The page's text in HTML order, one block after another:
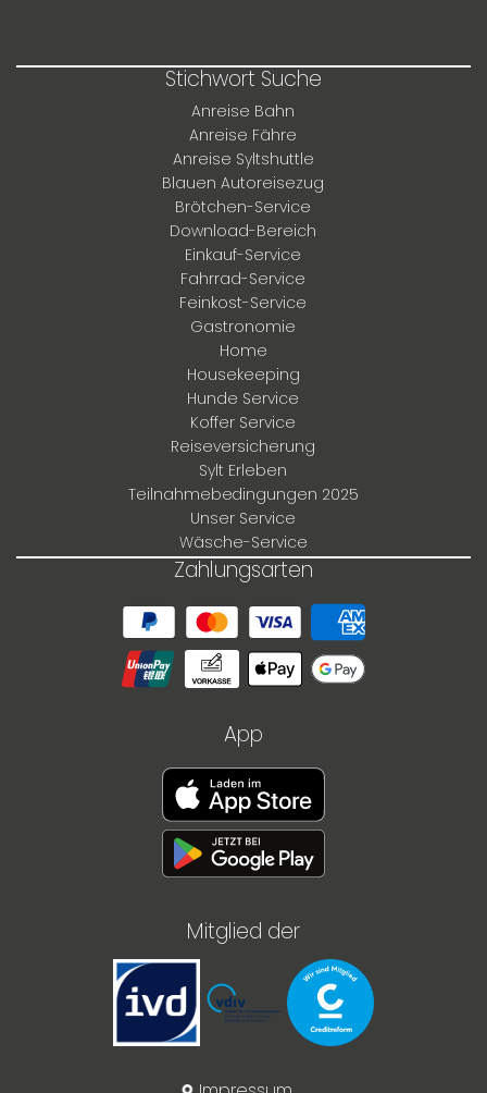
Stichwort Suche
Anreise Bahn
Anreise Fähre
Anreise Syltshuttle
Blauen Autoreisezug
Brötchen-Service
Download-Bereich
Einkauf-Service
Fahrrad-Service
Feinkost-Service
Gastronomie
Home
Housekeeping
Hunde Service
Koffer Service
Reiseversicherung
Sylt Erleben
Teilnahmebedingungen 2025
Unser Service
Wäsche-Service
Zahlungsarten
App
Mitglied der